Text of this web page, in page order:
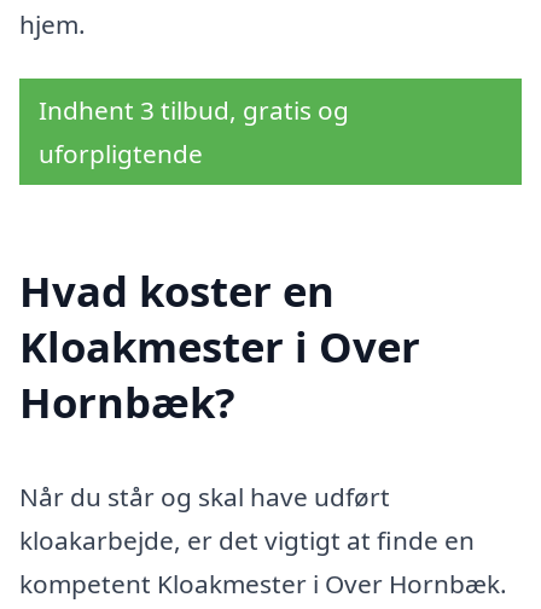
hjem.
Indhent 3 tilbud, gratis og
uforpligtende
Hvad koster en
Kloakmester i Over
Hornbæk?
Når du står og skal have udført
kloakarbejde, er det vigtigt at finde en
kompetent Kloakmester i Over Hornbæk.